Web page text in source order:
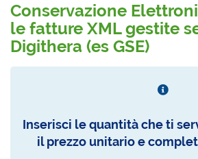
Conservazione
le fatture XML gestite
Digithera (es GSE)
Inserisci le quantità che ti
il prezzo unitario e